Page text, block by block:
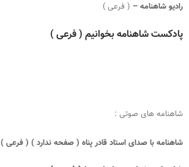
رادیو شاهنامه – ( فرعی )
پادکست شاهنامه بخوانیم ( فرعی )
شاهنامه های صوتی :
شاهنامه با صدای استاد قادر پناه ( صفحه ندارد ) ( فرعی )